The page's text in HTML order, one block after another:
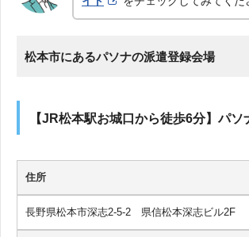
松本市にあるパソナの派遣登録会場
【JR松本駅お城口から徒歩6分】パソ
住所
長野県松本市深志2-5-2 県信松本深志ビル2F